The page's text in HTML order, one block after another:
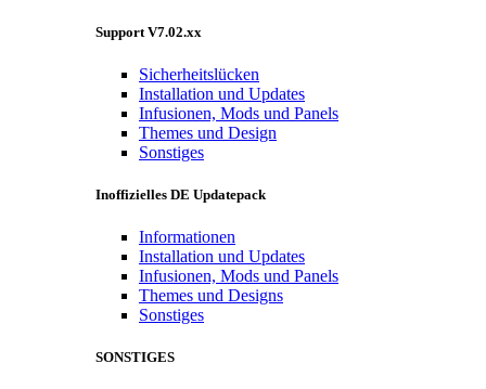
Support V7.02.xx
Sicherheitslücken
Installation und Updates
Infusionen, Mods und Panels
Themes und Design
Sonstiges
Inoffizielles DE Updatepack
Informationen
Installation und Updates
Infusionen, Mods und Panels
Themes und Designs
Sonstiges
SONSTIGES